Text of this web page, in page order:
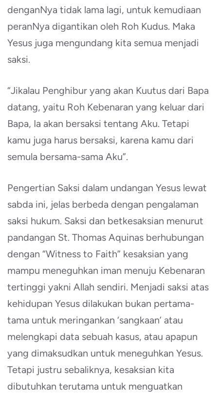
denganNya tidak lama lagi, untuk kemudiaan
peranNya digantikan oleh Roh Kudus. Maka
Yesus juga mengundang kita semua menjadi
saksi.
“Jikalau Penghibur yang akan Kuutus dari Bapa
datang, yaitu Roh Kebenaran yang keluar dari
Bapa, Ia akan bersaksi tentang Aku. Tetapi
kamu juga harus bersaksi, karena kamu dari
semula bersama-sama Aku”.
Pengertian Saksi dalam undangan Yesus lewat
sabda ini, jelas berbeda dengan pengalaman
saksi hukum. Saksi dan betkesaksian menurut
pandangan St. Thomas Aquinas berhubungan
dengan “Witness to Faith” kesaksian yang
mampu meneguhkan iman menuju Kebenaran
tertinggi yakni Allah sendiri. Menjadi saksi atas
kehidupan Yesus dilakukan bukan pertama-
tama untuk meringankan ‘sangkaan’ atau
melengkapi data sebuah kasus, atau apapun
yang dimaksudkan untuk meneguhkan Yesus.
Tetapi justru sebaliknya, kesaksian kita
dibutuhkan terutama untuk menguatkan